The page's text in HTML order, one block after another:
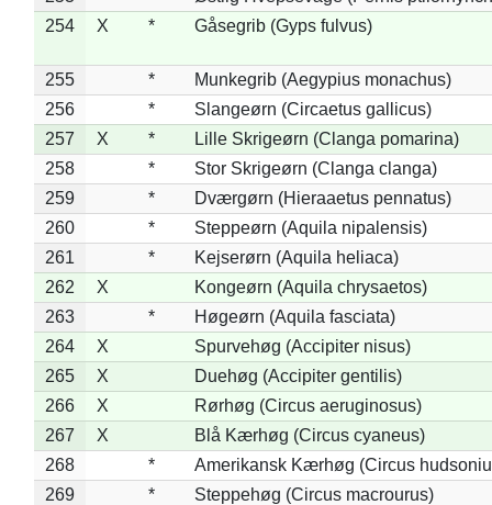
254
X * Gåsegrib (Gyps fulvus)
255 *
Munkegrib (Aegypius monachus)
256
*
Slangeørn (Circaetus gallicus)
257
X *
Lille Skrigeørn (Clanga pomarina)
258
*
Stor Skrigeørn (Clanga clanga)
259
*
Dværgørn (Hieraaetus pennatus)
260
*
Steppeørn (Aquila nipalensis)
261
*
Kejserørn (Aquila heliaca)
262
X
Kongeørn (Aquila chrysaetos)
263
*
Høgeørn (Aquila fasciata)
264
X
Spurvehøg (Accipiter nisus)
265
X
Duehøg (Accipiter gentilis)
266
X
Rørhøg (Circus aeruginosus)
267
X
Blå Kærhøg (Circus cyaneus)
268
*
Amerikansk Kærhøg (Circus
269
*
Steppehøg (Circus macrourus)